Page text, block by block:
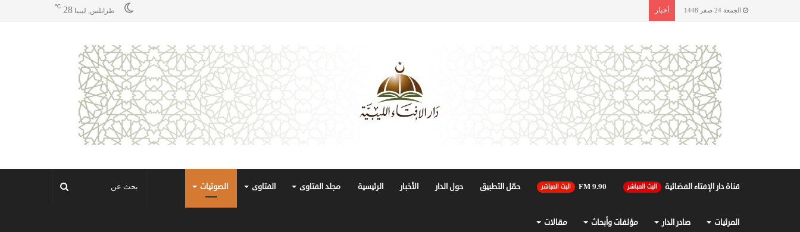
الجمعة 24 صفر 1448 أخبار طرابلس, ليبيا 28
℃
قناة دار الإفتاء الفضائية البث المباشر 90.FM 9 البث المباشر حمّل التطبيق حول الدار الأخبار الرئيسية مجلد الفتاوى الفتاوى الصوتيات
المرئيات صادر الدار مؤلفات وأبحاث مقالات